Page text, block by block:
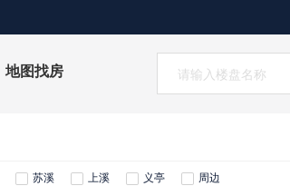
地图找房
苏溪 上溪 义亭 周边